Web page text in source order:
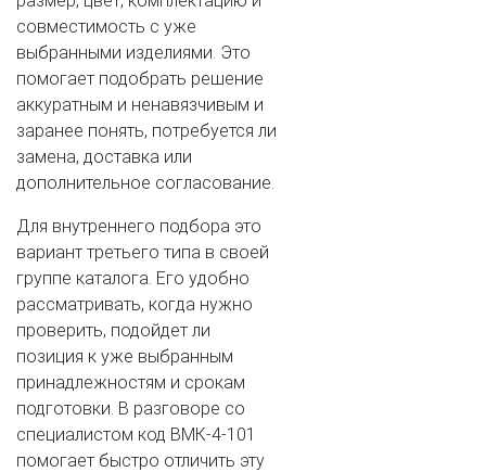
совместимость с уже
выбранными изделиями. Это
помогает подобрать решение
аккуратным и ненавязчивым и
заранее понять, потребуется ли
замена, доставка или
дополнительное согласование.
Для внутреннего подбора это
вариант третьего типа в своей
группе каталога. Его удобно
рассматривать, когда нужно
проверить, подойдет ли
позиция к уже выбранным
принадлежностям и срокам
подготовки. В разговоре со
специалистом код ВМК-4-101
помогает быстро отличить эту